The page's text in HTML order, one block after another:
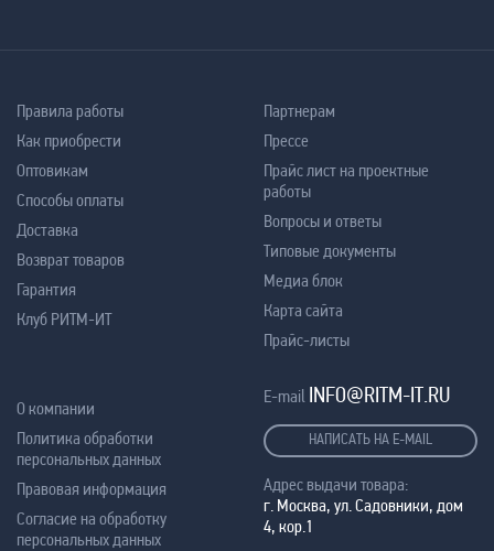
Правила работы
Как приобрести
Оптовикам
Способы оплаты
Доставка
Возврат товаров
Гарантия
Клуб РИТМ-ИТ
Партнерам
Прессе
Прайс лист на проектные
работы
Вопросы и ответы
Типовые документы
Медиа блок
Карта сайта
Прайс-листы
О компании
Политика обработки
персональных данных
Правовая информация
Согласие на обработку
персональных данных
E-mail INFO@RITM-IT.RU
НАПИСАТЬ НА E-MAIL
Адрес выдачи товара:
г. Москва, ул. Садовники, дом
4, кор.1